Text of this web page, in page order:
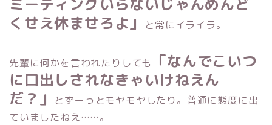
ミーティングいらないじゃんめんど
くせえ休ませろよ」
と常にイライラ。
先輩に何かを言われたりしても
「なんでこいつ
に口出しされなきゃいけねえん
だ？」
とずーっとモヤモヤしたり。普通に態度に出
ていましたねえ……。